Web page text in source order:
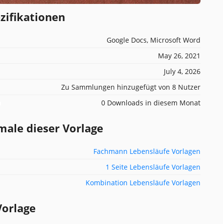
Google Docs, Microsoft Word
May 26, 2021
July 4, 2026
Zu Sammlungen hinzugefügt von 8 Nutzer
0 Downloads in diesem Monat
dieser Vorlage
Fachmann Lebensläufe Vorlagen
1 Seite Lebensläufe Vorlagen
Kombination Lebensläufe Vorlagen